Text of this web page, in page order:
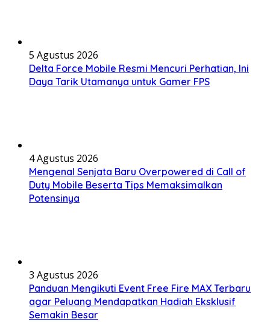
5 Agustus 2026
Delta Force Mobile Resmi Mencuri Perhatian, Ini
Daya Tarik Utamanya untuk Gamer FPS
4 Agustus 2026
Mengenal Senjata Baru Overpowered di Call of
Duty Mobile Beserta Tips Memaksimalkan
Potensinya
3 Agustus 2026
Panduan Mengikuti Event Free Fire MAX Terbaru
agar Peluang Mendapatkan Hadiah Eksklusif
Semakin Besar